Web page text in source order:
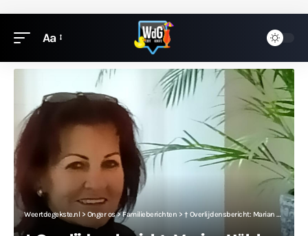
Aa
Weertdegekste.nl> Onger os>Familieberichten > † Overlijdensbericht: Marian Hölzken